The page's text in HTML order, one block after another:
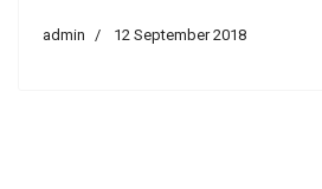
admin 12 September 2018